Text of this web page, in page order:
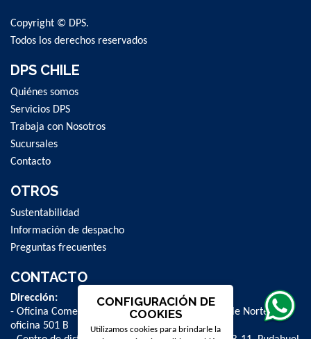
Copyright © DPS.
Todos los derechos reservados
DPS CHILE
Quiénes somos
Servicios DPS
Trabaja con Nosotros
Sucursales
Contacto
OTROS
Sustentabilidad
Información de despacho
Preguntas frecuentes
CONTACTO
Dirección:
- Oficina Comercial y administrativa: Avenida Valle Norte 841,
oficina 501 B
CONFIGURACIÓN DE
COOKIES
Utilizamos cookies para brindarle la